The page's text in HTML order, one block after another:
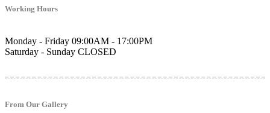
Working Hours
Monday - Friday 09:00AM - 17:00PM
Saturday - Sunday CLOSED
From Our Gallery